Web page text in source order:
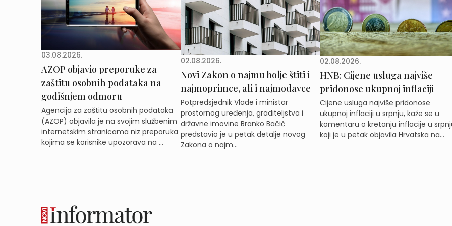
03.08.2026.
AZOP objavio preporuke za
zaštitu osobnih podataka na
godišnjem odmoru
Agencija za zaštitu osobnih podataka
(AZOP) objavila je na svojim službenim
internetskim stranicama niz preporuka
kojima se korisnike upozorava na ...
02.08.2026.
Novi Zakon o najmu bolje štiti i
najmoprimce, ali i najmodavce
Potpredsjednik Vlade i ministar
prostornog uređenja, graditeljstva i
državne imovine Branko Bačić
predstavio je u petak detalje novog
Zakona o najm...
02.08.2026.
HNB: Cijene usluga najviše
pridonose ukupnoj inflaciji
Cijene usluga najviše pridonose
ukupnoj inflaciji u srpnju, kaže se u
komentaru o kretanju inflacije u
koji je u petak objavila Hrvatska na...